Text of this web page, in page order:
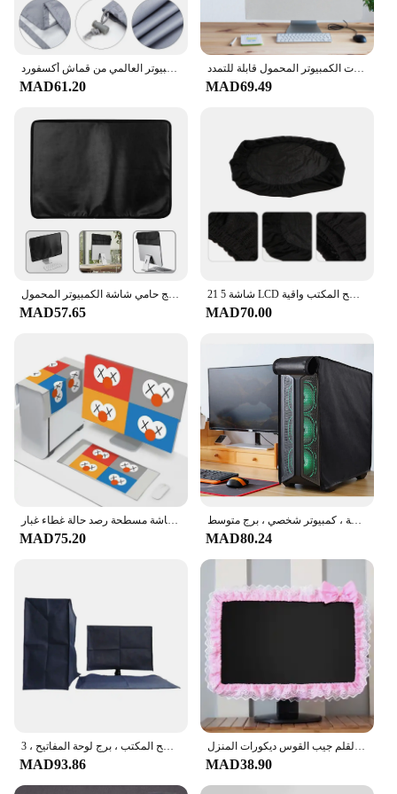
MAD61.20
شاشة تعمل باللمس مع غطاء حامل لشاشات الكمبيوتر المحمول قابلة للتمدد
MAD69.49
MAD57.65
21 5 شاشة LCD غطاء غبار كم حامي آلة واحدة الكمبيوتر سطح المكتب واقية
MAD70.00
MAD75.20
غطاء مقاوم للأتربة ومقاوم للماء بسحاب ، غطاء واقي للمضيف للخدمة الشاقة ، كمبيوتر شخصي ، برج متوسط
MAD80.24
MAD93.86 MAD38.90